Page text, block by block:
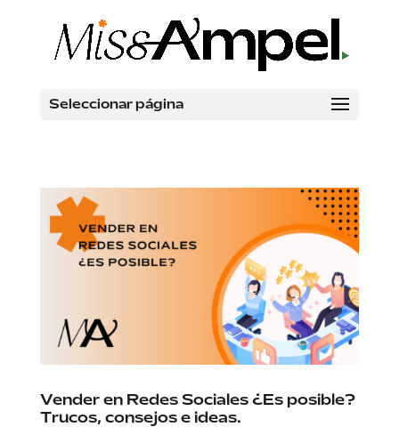
Seleccionar página
Vender en Redes Sociales ¿Es posible?
Trucos, consejos e ideas.